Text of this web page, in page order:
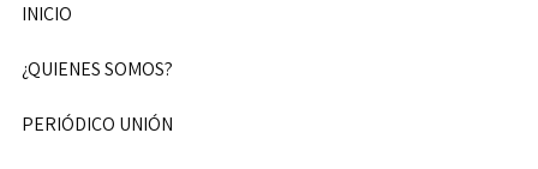
INICIO
¿QUIENES SOMOS?
PERIÓDICO UNIÓN